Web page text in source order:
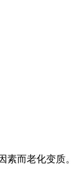
而老化变质。